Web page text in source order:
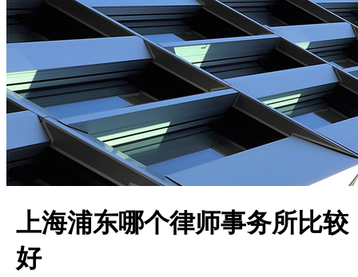
上海浦东哪个律师事务所比较
好